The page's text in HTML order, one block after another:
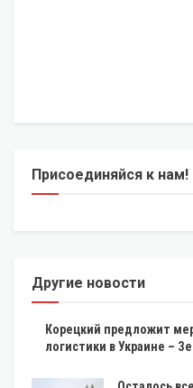
Присоединяйся к нам!
Другие новости
Корецкий предложит
логистики в Украине –